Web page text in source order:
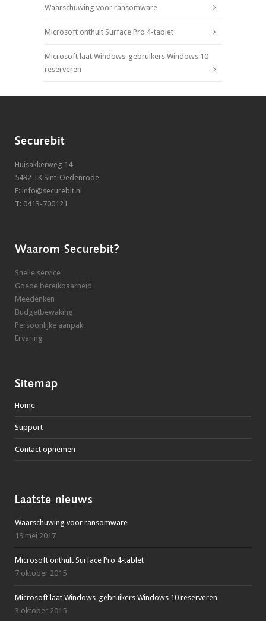
Waarschuwing voor ransomware
Microsoft onthult Surface Pro 4-tablet
Microsoft laat Windows-gebruikers Windows 10
reserveren
Securebit
Huisakkerweg 14
5492 TK Sint-Oedenrode
E: info@securebit.nl
T: 0413-700121
Waarom Securebit?
Snelle service
Goede bereikbaarheid
Meedenken
Budgetbewaking
Persoonlijke aanpak
Ervaring
Sitemap
Home
Support
Contact opnemen
Laatste nieuws
Waarschuwing voor ransomware
19 mei 2017
Microsoft onthult Surface Pro 4-tablet
7 oktober 2015
Microsoft laat Windows-gebruikers Windows 10 reserveren
3 oktober 2015